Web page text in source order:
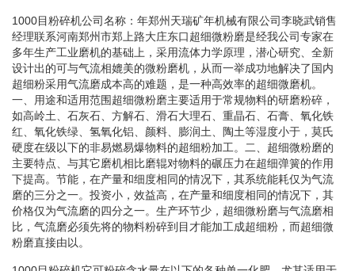
1000目粉碎机公司名称：年郑州天瑞矿年机械有限公司李晓武销售
经理联系河南郑州市郑上路大庄东口超细微粉磨是经我公司专家在
多年生产工业磨机的基础上，采用流体力学原理，潜心研究、全新
设计出的可与气流相媲美的微粉磨机，从而一举成功地解决了国内
超细粉采用气流磨成本高的难题，是一种高效率的超细微磨机。
一、用途和适用范围超细微粉磨主要适用于常规物料的研磨粉碎，
如高岭土、石灰石、方解石、滑石大理石、重晶石、石膏、氧化铁
红、氧化铁绿、氢氧化铝、颜料、膨润土、陶土等湿度小于，莫氏
硬度在级以下的非易燃易爆物料的超细粉加工。二、超细微粉磨的
主要特点、与其它磨机相比磨辊对物料的碾压力在超细弹簧的作用
下提高。节能，在产量和细度相同的情况下，其系统能耗仅为气流
磨的三分之一。投资小，效益高，在产量和细度相同的情况下，其
价格仅为气流磨的四分之一。生产环节少，超细微粉磨与气流磨相
比，气流磨必须先将的物料粉碎到目才能加工成超细粉，而超细微
粉磨直接由以。